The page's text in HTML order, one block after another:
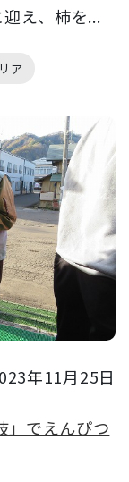
え、柿を...
ア
年11月25日
」でえんぴつ